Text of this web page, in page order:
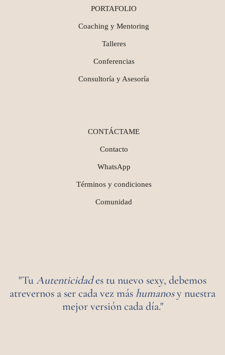
PORTAFOLIO
Coaching y Mentoring
Talleres
Conferencias
Consultoría y Asesoría
CONTÁCTAME
Contacto
WhatsApp
Términos y condiciones
Comunidad
"TuAutenticidades tu nuevo sexy, debemos
atrevernos a ser cada vez máshumanosy nuestra
mejor versión cada día."